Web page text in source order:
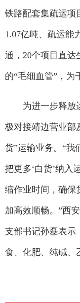
铁路配套集疏运项
1.07亿吨、疏运能
通，20个项目直达
的“毛细血管”，为
为进一步释放运
极对接靖边营业部
货”运输业务。“我
把更多‘白货’纳入
缩作业时间，确保
加高效顺畅。”西
支部书记孙磊表示
食、化肥、纯碱、